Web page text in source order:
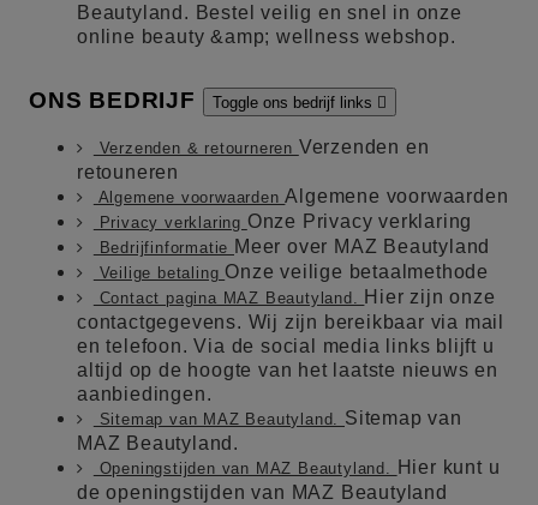
Beautyland. Bestel veilig en snel in onze
online beauty &amp; wellness webshop.
ONS BEDRIJF Toggle ons bedrijf links 
Verzenden & retourneren Verzenden en
retouneren
Algemene voorwaardenAlgemene voorwaarden
Privacy verklaring Onze Privacy verklaring
Bedrijfinformatie Meer over MAZ Beautyland
Veilige betaling Onze veilige betaalmethode
Contact pagina MAZ Beautyland. Hier zijn onze
contactgegevens. Wij zijn bereikbaar via mail
en telefoon. Via de social media links blijft u
altijd op de hoogte van het laatste nieuws en
aanbiedingen.
Sitemap van MAZ Beautyland. Sitemap van
MAZ Beautyland.
Openingstijden van MAZ Beautyland.
Hier kunt u
de openingstijden van MAZ Beautyland